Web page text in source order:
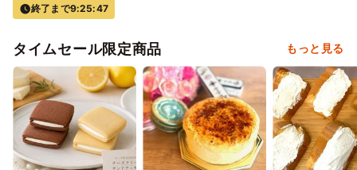
終了まで9:25:46
タイムセール限定商品 もっと見る